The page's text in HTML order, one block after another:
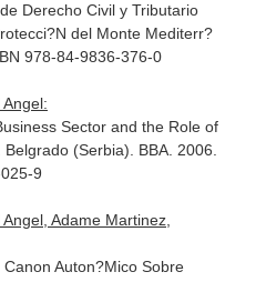
Derecho Civil y Tributario
del Monte Mediterr?
978-84-9836-376-0
Sector and the Role of
(Serbia). BBA. 2006.
9
Adame Martinez,
Auton?Mico Sobre